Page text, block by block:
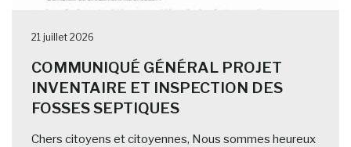
21 juillet 2026
COMMUNIQUÉ GÉNÉRAL PROJET
INVENTAIRE ET INSPECTION DES
FOSSES SEPTIQUES
Chers citoyens et citoyennes, Nous sommes heureux